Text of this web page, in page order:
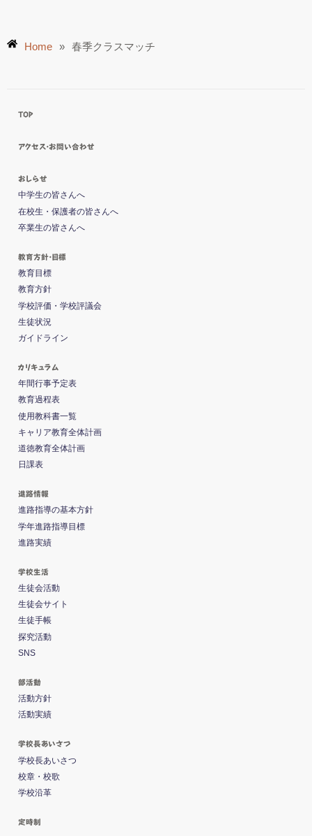
Home » 春季クラスマッチ
TOP
アクセス・お問い合わせ
おしらせ
中学生の皆さんへ
在校生・保護者の皆さんへ
卒業生の皆さんへ
教育方針・目標
教育目標
教育方針
学校評価・学校評議会
生徒状況
ガイドライン
カリキュラム
年間行事予定表
教育過程表
使用教科書一覧
キャリア教育全体計画
道徳教育全体計画
日課表
進路情報
進路指導の基本方針
学年進路指導目標
進路実績
学校生活
生徒会活動
生徒会サイト
生徒手帳
探究活動
SNS
部活動
活動方針
活動実績
学校長あいさつ
学校長あいさつ
校章・校歌
学校沿革
定時制